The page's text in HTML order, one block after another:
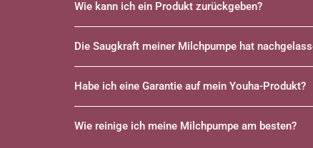
Wie kann ich ein Produkt zurückgeben?
Die Saugkraft meiner Milchpumpe hat
Habe ich eine Garantie auf mein Youha-Produkt?
Wie reinige ich meine Milchpumpe am besten?